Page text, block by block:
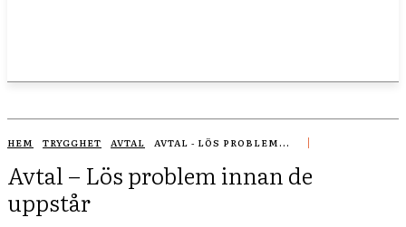
HEM TRYGGHET AVTAL AVTAL - LÖS PROBLEM...
Avtal – Lös problem innan de
uppstår